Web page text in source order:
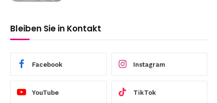
Bleiben Sie in Kontakt
Facebook Instagram
YouTube TikTok